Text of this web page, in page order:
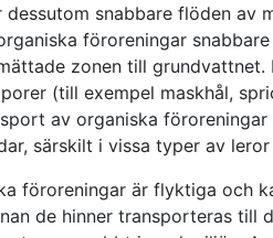
dessutom snabbare flöden av
föroreningar
zonen till
(till exempel maskhål,
av organiska
särskilt i vissa typer av
föroreningar är flyktiga och
de hinner transporteras till